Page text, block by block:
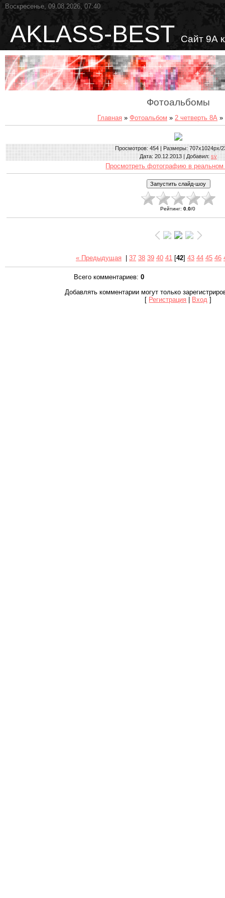
Воскресенье, 09.08.2026, 07:40
AKLASS-BEST Сайт 9А
Фотоальбомы
Главная » Фотоальбом » 2 четверть 8А »
Просмотров: 454 | Размеры: 707x1024px/
Дата: 20.12.2013 | Добавил: sv
Просмотреть фотографию в реальном
Рейтинг:0.0/0
« Предыдущая 37 38 39 40 41 [42] 43 44 45 46
Всего комментариев: 0
Добавлять комментарии могут только
[ Регистрация | Вход ]